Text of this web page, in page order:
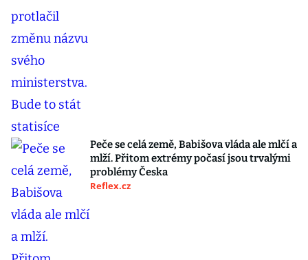
Peče se celá země, Babišova vláda ale mlčí a
mlží. Přitom extrémy počasí jsou trvalými
problémy Česka
Reflex.cz